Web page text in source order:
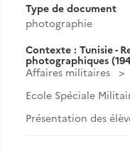
Type de document
photographie
Contexte : Tunisie -
photographiques
Affaires militaires
Ecole Spéciale
Présentation des